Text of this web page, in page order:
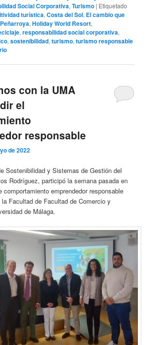
Social Corporativa,Turismo | Etiquetado
turística,Costa del Sol, El cambio que
,Holiday World Resort,
,responsabilidad social corporativa,
,sostenibilidad,turismo,turismo responsable
con la UMA
el
responsable
de 2022
Sostenibilidad y Sistemas de Gestión del
Rodríguez, participó la semana pasada en
comportamiento emprendedor responsable
Facultad de Facultad de Comercio y
de Málaga.